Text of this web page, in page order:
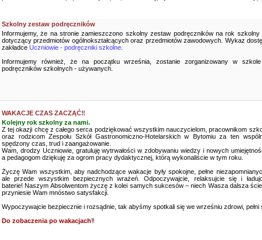
Szkolny zestaw podręczników
Informujemy, że na stronie zamieszczono szkolny zestaw podręczników na rok szkolny
dotyczący przedmiotów ogólnokształcących oraz przedmiotów zawodowych. Wykaz
zakładce Uczniowie - podręczniki szkolne
Informujemy również, że na początku września, zostanie zorganizowany w
podręczników szkolnych - używanych.
WAKACJE CZAS ZACZĄĆ‼️
Kolejny rok szkolny za nami.
Z tej okazji chcę z całego serca podziękować wszystkim nauczycielom, pracownikom
oraz rodzicom Zespołu Szkół Gastronomiczno-Hotelarskich w Bytomiu za ten
spędzony czas, trud i zaangażowanie.
Wam, drodzy Uczniowie, gratuluję wytrwałości w zdobywaniu wiedzy i nowych
a pedagogom dziękuję za ogrom pracy dydaktycznej, którą wykonaliście w tym roku.
Życzę Wam wszystkim, aby nadchodzące wakacje były spokojne, pełne
ale przede wszystkim bezpiecznych wrażeń. Odpoczywajcie, relaksujcie się i
baterie! Naszym Absolwentom życzę z kolei samych sukcesów – niech Wasza dalsza
przyniesie Wam mnóstwo satysfakcji.
Wypoczywajcie bezpiecznie i rozsądnie, tak abyśmy spotkali się we wrześniu zdrowi, pełni
Do zobaczenia po wakacjach‼️